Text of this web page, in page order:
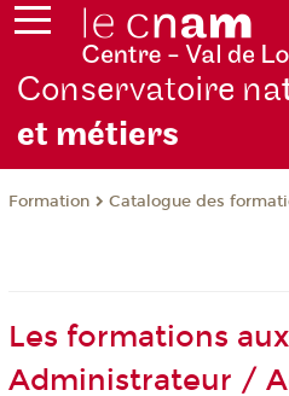
Conservatoire na
et métiers
Formation Catalogue des
Les formations
Administrateur /